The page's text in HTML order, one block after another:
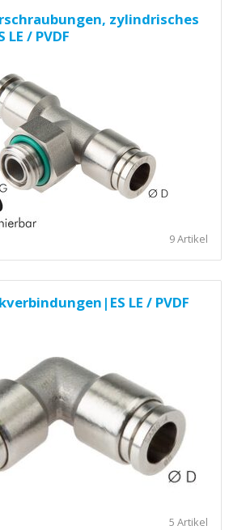
zylindrisches
/ PVDF
9 Artikel
LE / PVDF
5 Artikel